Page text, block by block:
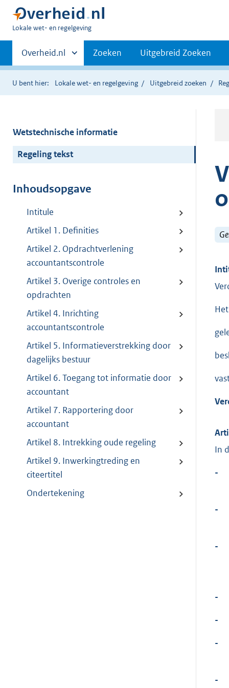
U
hier:
Lokale wet- en regelgeving
Primaire
navigatie
Andere
sites
binnen
Overheid.nl Zoeken Uitgebreid Zoeken
U bent hier: Lokale wet- en regelgeving Uitgebreid zoeken
Wetstechnische informatie
Regeling tekst
Inhoudsopgave
Intitule
Artikel 1. Definities
Artikel 2. Opdrachtverlening
accountantscontrole
Artikel 3. Overige controles en
opdrachten
Artikel 4. Inrichting
accountantscontrole
Artikel 5. Informatieverstrekking door
dagelijks bestuur
Artikel 6. Toegang tot informatie door
accountant
Artikel 7. Rapportering door
accountant
Artikel 8. Intrekking oude regeling
Artikel 9. Inwerkingtreding en
citeertitel
Ondertekening
In
-
-
-
-
-
-
-